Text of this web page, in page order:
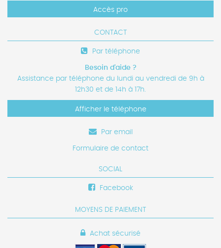
Accès pro
CONTACT
Par téléphone
Besoin d'aide ?
Assistance par téléphone du lundi au vendredi de 9h à
12h30 et de 14h à 17h.
Afficher le téléphone
Par email
Formulaire de contact
SOCIAL
Facebook
MOYENS DE PAIEMENT
Achat sécurisé